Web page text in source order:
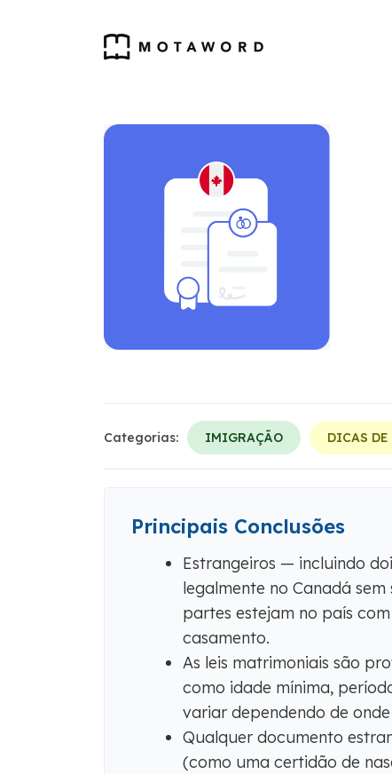
Categorias: IMIGRAÇÃO DICAS
Principais Conclusões
Estrangeiros — incluindo
legalmente no Canadá
partes estejam no país
casamento.
As leis matrimoniais são
como idade mínima,
variar dependendo de
Qualquer documento
(como uma certidão de